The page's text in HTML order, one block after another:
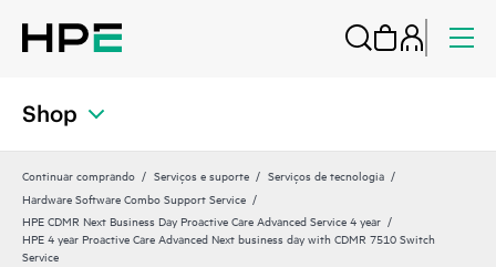
Shop
Continuar comprando Serviços e suporte
Serviços de tecnologia
Hardware Software Combo Support Service
HPE CDMR Next Business Day Proactive Care Advanced Service 4 year
HPE 4 year Proactive Care Advanced Next business day with CDMR 7510 Switch
Service